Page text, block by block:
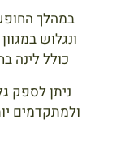
במהלך
ונגלוש
כולל לינה
ניתן לספק
ולמתקדמים